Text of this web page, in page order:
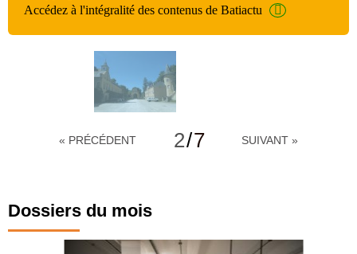
Accédez à l'intégralité des contenus de Batiactu
« PRÉCÉDENT 2/7 SUIVANT »
Dossiers du mois